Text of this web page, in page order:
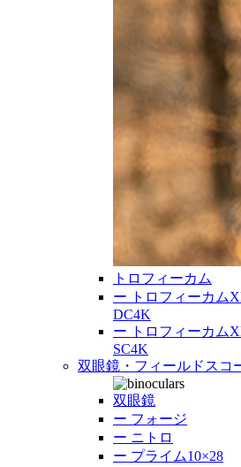
トロフィーカム
ー トロフィーカム
DC4K
ー トロフィーカム
SC4K
双眼鏡・フィールドスコ
双眼鏡
ー フォージ
ー ニトロ
ー プライム10×28